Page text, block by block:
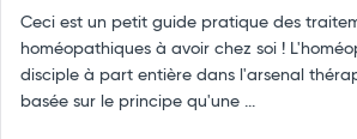
Ceci est un petit guide pratique des
homéopathiques à avoir chez soi !
disciple à part entière dans l'arsenal
basée sur le principe qu'une ...